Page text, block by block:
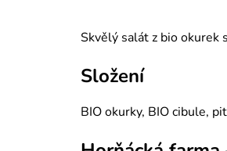
Skvělý salát z bio okurek
Složení
BIO okurky, BIO cibule,